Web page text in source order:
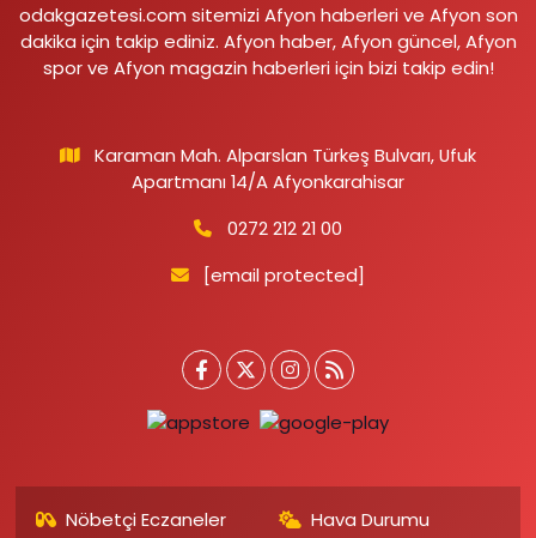
odakgazetesi.com sitemizi Afyon haberleri ve Afyon son
dakika için takip ediniz. Afyon haber, Afyon güncel, Afyon
spor ve Afyon magazin haberleri için bizi takip edin!
Karaman Mah. Alparslan Türkeş Bulvarı, Ufuk
Apartmanı 14/A Afyonkarahisar
0272 212 21 00
[email protected]
Nöbetçi Eczaneler Hava Durumu